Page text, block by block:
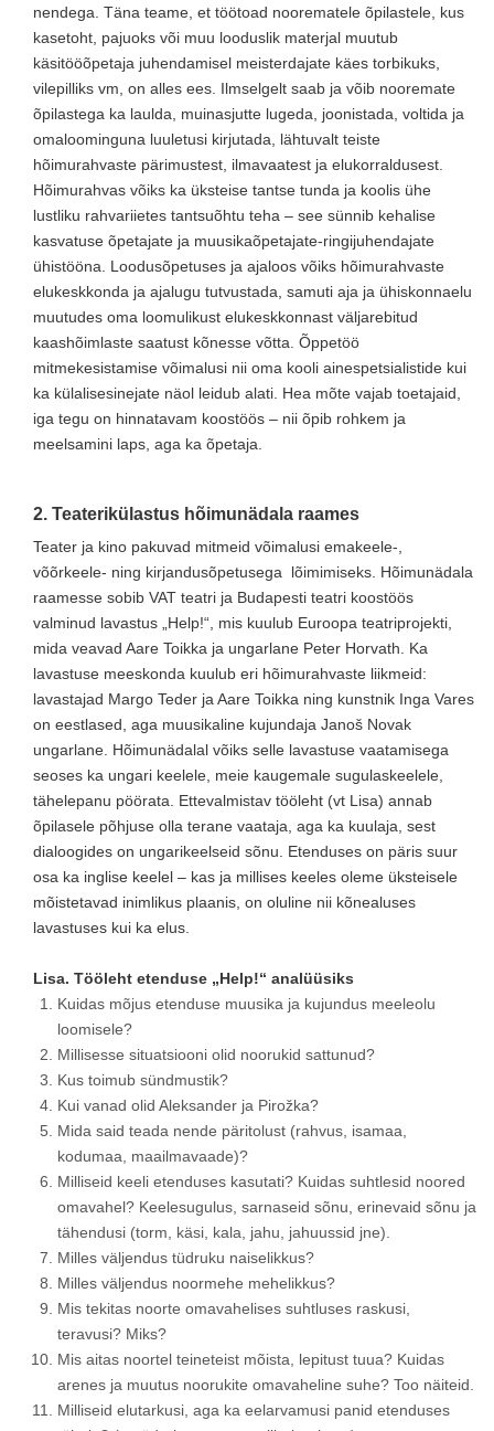
nendega. Täna teame, et töötoad noorematele õpilastele, kus
kasetoht, pajuoks või muu looduslik materjal muutub
käsitööõpetaja juhendamisel meisterdajate käes torbikuks,
vilepilliks vm, on alles ees. Ilmselgelt saab ja võib nooremate
õpilastega ka laulda, muinasjutte lugeda, joonistada, voltida ja
omaloominguna luuletusi kirjutada, lähtuvalt teiste
hõimurahvaste pärimustest, ilmavaatest ja elukorraldusest.
Hõimurahvas võiks ka üksteise tantse tunda ja koolis ühe
lustliku rahvariietes tantsuõhtu teha – see sünnib kehalise
kasvatuse õpetajate ja muusikaõpetajate-ringijuhendajate
ühistööna. Loodusõpetuses ja ajaloos võiks hõimurahvaste
elukeskkonda ja ajalugu tutvustada, samuti aja ja ühiskonnaelu
muutudes oma loomulikust elukeskkonnast väljarebitud
kaashõimlaste saatust kõnesse võtta. Õppetöö
mitmekesistamise võimalusi nii oma kooli ainespetsialistide kui
ka külalisesinejate näol leidub alati. Hea mõte vajab toetajaid,
iga tegu on hinnatavam koostöös – nii õpib rohkem ja
meelsamini laps, aga ka õpetaja.
2. Teaterikülastus hõimunädala raames
Teater ja kino pakuvad mitmeid võimalusi emakeele-,
võõrkeele- ning kirjandusõpetusega lõimimiseks. Hõimunädala
raamesse sobib VAT teatri ja Budapesti teatri koostöös
valminud lavastus „Help!“, mis kuulub Euroopa teatriprojekti,
mida veavad Aare Toikka ja ungarlane Peter Horvath. Ka
lavastuse meeskonda kuulub eri hõimurahvaste liikmeid:
lavastajad Margo Teder ja Aare Toikka ning kunstnik Inga Vares
on eestlased, aga muusikaline kujundaja Janoš Novak
ungarlane. Hõimunädalal võiks selle lavastuse vaatamisega
seoses ka ungari keelele, meie kaugemale sugulaskeelele,
tähelepanu pöörata. Ettevalmistav tööleht (vt Lisa) annab
õpilasele põhjuse olla terane vaataja, aga ka kuulaja, sest
dialoogides on ungarikeelseid sõnu. Etenduses on päris suur
osa ka inglise keelel – kas ja millises keeles oleme üksteisele
mõistetavad inimlikus plaanis, on oluline nii kõnealuses
lavastuses kui ka elus.
Lisa. Tööleht etenduse „Help!“ analüüsiks
Kuidas mõjus etenduse muusika ja kujundus meeleolu
loomisele?
Millisesse situatsiooni olid noorukid sattunud?
Kus toimub sündmustik?
Kui vanad olid Aleksander ja Pirožka?
Mida said teada nende päritolust (rahvus, isamaa,
kodumaa, maailmavaade)?
Milliseid keeli etenduses kasutati? Kuidas suhtlesid noored
omavahel? Keelesugulus, sarnaseid sõnu, erinevaid sõnu ja
tähendusi (torm, käsi, kala, jahu, jahuussid jne).
Milles väljendus tüdruku naiselikkus?
Milles väljendus noormehe mehelikkus?
Mis tekitas noorte omavahelises suhtluses raskusi,
teravusi? Miks?
Mis aitas noortel teineteist mõista, lepitust tuua? Kuidas
arenes ja muutus noorukite omavaheline suhe? Too näiteid.
Milliseid elutarkusi, aga ka eelarvamusi panid etenduses